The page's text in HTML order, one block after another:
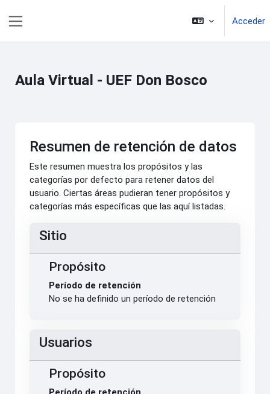
Acceder
Aula Virtual - UEF Don Bosco
Resumen de retención de datos
Este resumen muestra los propósitos y las
categorías por defecto para retener datos del
usuario. Ciertas áreas pudieran tener propósitos y
categorías más específicas que las aquí listadas.
Sitio
Propósito
Período de retención
No se ha definido un período de retención
Usuarios
Propósito